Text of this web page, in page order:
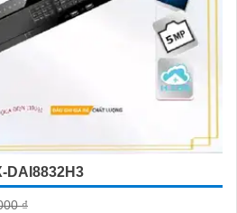
DAI8832H3
₫